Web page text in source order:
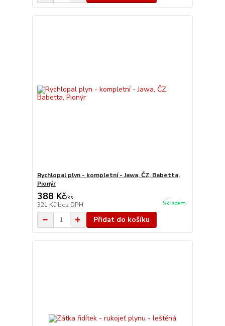
Rychlopal plyn - kompletní - Jawa, ČZ, Babetta,
Pionýr
388 Kč/ks
321 Kč bez DPH Skladem
Přidat do košíku